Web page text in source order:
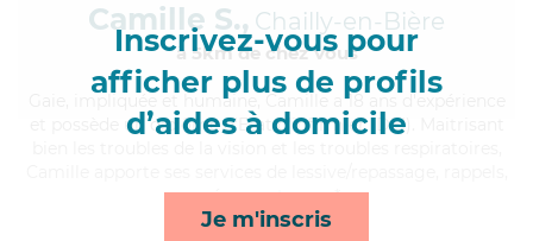
Inscrivez-vous pour
afficher plus de profils
d’aides à domicile
Je m'inscris
Camille S., Chailly-en-Bière
à 5km de chez Vous
, impliquée et humaine, Camille a 18 ans d'expérience
et possède un diplôme d'Etat d'infirmier (DEI). Maitrisant
ménage et repas*